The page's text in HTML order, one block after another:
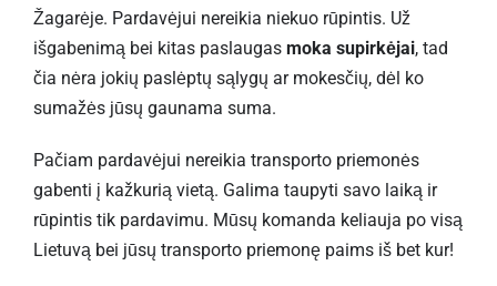
Žagarėje. Pardavėjui nereikia niekuo rūpintis. Už
išgabenimą bei kitas paslaugas moka supirkėjai, tad
čia nėra jokių paslėptų sąlygų ar mokesčių, dėl ko
sumažės jūsų gaunama suma.
Pačiam pardavėjui nereikia transporto priemonės
gabenti į kažkurią vietą. Galima taupyti savo laiką ir
rūpintis tik pardavimu. Mūsų komanda keliauja po visą
Lietuvą bei jūsų transporto priemonę paims iš bet kur!